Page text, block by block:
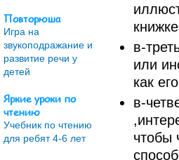
Повторюша
Игра на
звукоподражание и
развитие речи у
детей
Яркие уроки по
чтению
Учебник по чтению
для ребят 4-6 лет
в-
или
как
в-
чтобы